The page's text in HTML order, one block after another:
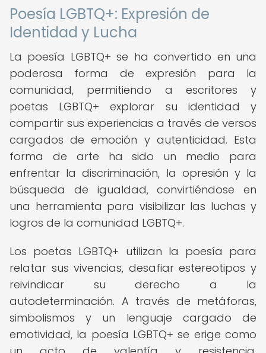
Poesía LGBTQ+: Expresión de
Identidad y Lucha
La poesía LGBTQ+ se ha convertido en una
poderosa forma de expresión para la
comunidad, permitiendo a escritores y
poetas LGBTQ+ explorar su identidad y
compartir sus experiencias a través de versos
cargados de emoción y autenticidad. Esta
forma de arte ha sido un medio para
enfrentar la discriminación, la opresión y la
búsqueda de igualdad, convirtiéndose en
una herramienta para visibilizar las luchas y
logros de la comunidad LGBTQ+.
Los poetas LGBTQ+ utilizan la poesía para
relatar sus vivencias, desafiar estereotipos y
reivindicar su derecho a la
autodeterminación. A través de metáforas,
simbolismos y un lenguaje cargado de
emotividad, la poesía LGBTQ+ se erige como